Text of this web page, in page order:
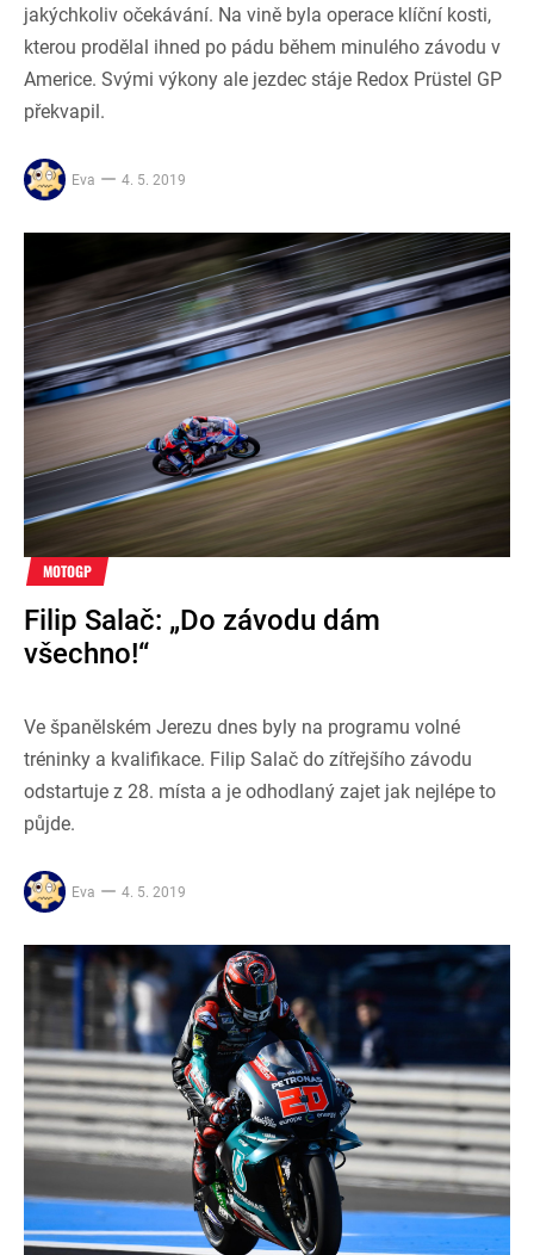
jakýchkoliv očekávání. Na vině byla operace klíční kosti,
kterou prodělal ihned po pádu během minulého závodu v
Americe. Svými výkony ale jezdec stáje Redox Prüstel GP
překvapil.
Eva 4. 5. 2019
MOTOGP
Filip Salač: „Do závodu dám
všechno!“
Ve španělském Jerezu dnes byly na programu volné
tréninky a kvalifikace. Filip Salač do zítřejšího závodu
odstartuje z 28. místa a je odhodlaný zajet jak nejlépe to
půjde.
Eva 4. 5. 2019